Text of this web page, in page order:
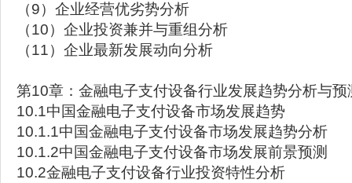
（9）企业经营优劣势分析
（10）企业投资兼并与重组分析
（11）企业最新发展动向分析
第10章：金融电子支付设备行业发展趋势分析与预
10.1中国金融电子支付设备市场发展趋势
10.1.1中国金融电子支付设备市场发展趋势分析
10.1.2中国金融电子支付设备市场发展前景预测
10.2金融电子支付设备行业投资特性分析